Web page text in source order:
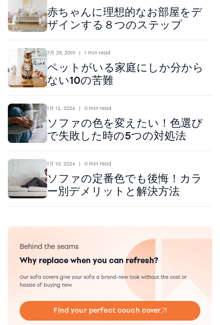
赤ちゃんに理想的なお部屋をデ
ザインする８つのステップ
7月 29, 2019 | 1 min read
ペットがいる家庭にしか分から
ない10の苦難
1月 12, 2024 | 0 min read
ソファの色を変えたい！色選び
で失敗した時の5つの対処法
1月 10, 2024 | 0 min read
ソファの定番色でも後悔！カラ
ー別デメリットと解決方法
Behind the seams
Why replace when you can refresh?
Our sofa covers give your sofa a brand-new look without the cost or
hassle of buying new.
Find your perfect couch cover